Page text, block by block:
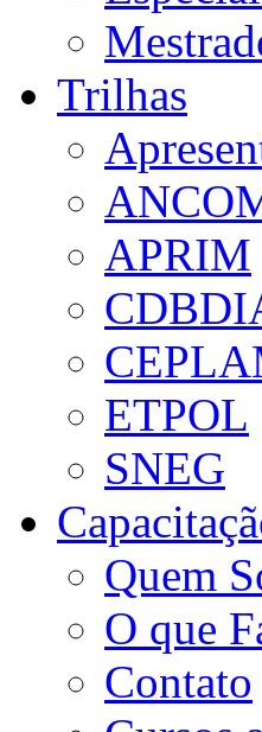
Trilhas
APRIM
ETPOL
SNEG
Quem
O que
Contato